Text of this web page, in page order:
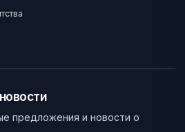
предложения и новости о